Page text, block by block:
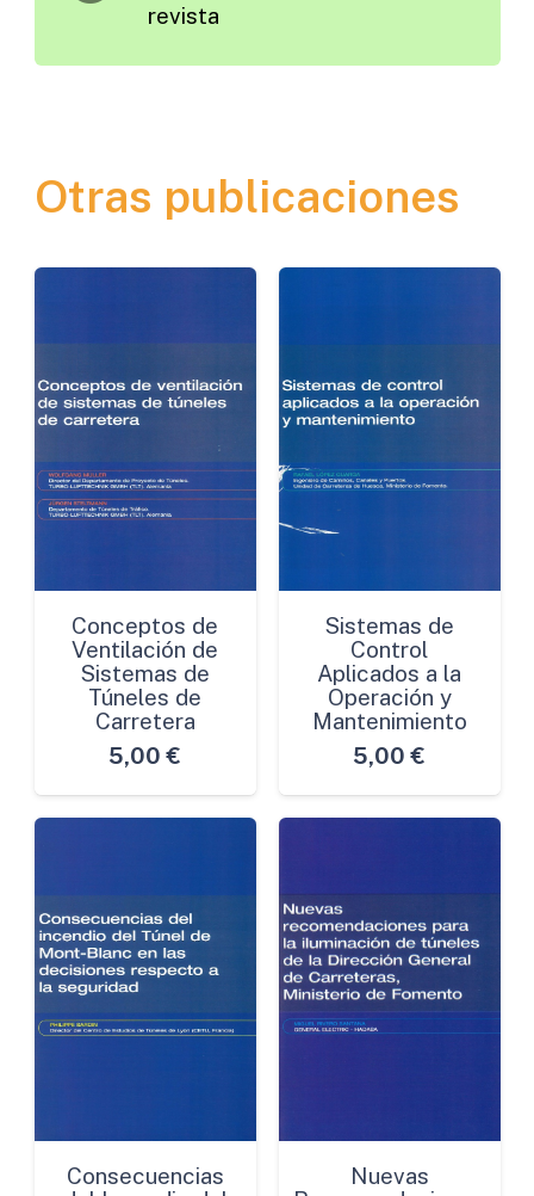
en
la
cantidad
revista
Otras publicaciones
Conceptos de
Ventilación de
Sistemas de
Túneles de
Carretera
5,00 €
Sistemas de
Control
Aplicados a la
Operación y
Mantenimiento
5,00 €
Consecuencias
Nuevas